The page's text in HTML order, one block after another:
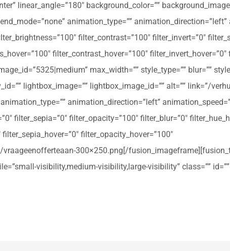
linear_angle=”180″ background_color=””
animation_type=”” animation_direction=”left”
filter_contrast=”100″ filter_invert=”0″
filter_contrast_hover=”100″ filter_invert_hover=”0″
max_width=”” style_type=”” blur=””
lightbox_image=”” lightbox_image_id=”” alt=”” link=”/
animation_direction=”left”
filter_sepia=”0″ filter_opacity=”100″ filter_blur=”0″
filter_opacity_hover=”100″
300×250.png[/
visibility,medium-visibility,large-visibility” class=””